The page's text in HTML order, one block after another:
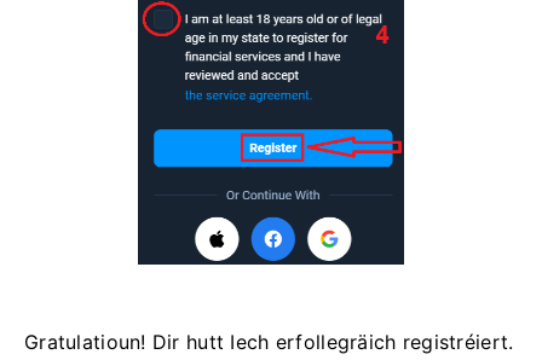
Gratulatioun! Dir hutt Iech erfollegräich registréiert.